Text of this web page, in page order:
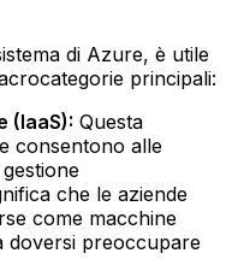
di Azure, è utile
principali:
(IaaS): Questa
consentono alle
che le aziende
come macchine
doversi preoccupare